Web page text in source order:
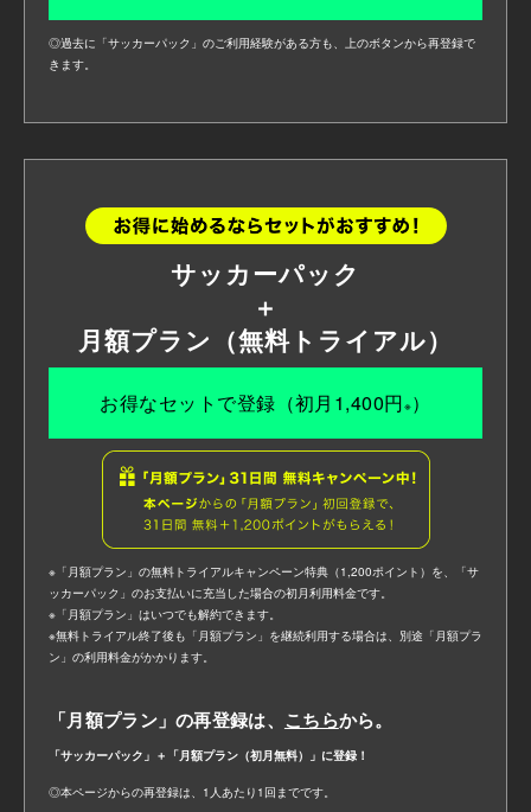
◎過去に「サッカーパック」のご利用経験がある方も、上のボタンから再登録で
きます。
サッカーパック
＋
月額プラン（無料トライアル）
お得なセットで登録（初月1,400円※）
※「月額プラン」の無料トライアルキャンペーン特典（1,200ポイント）を、「サ
ッカーパック」のお支払いに充当した場合の初月利用料金です。
※「月額プラン」はいつでも解約できます。
※無料トライアル終了後も「月額プラン」を継続利用する場合は、別途「月額プラ
ン」の利用料金がかかります。
「月額プラン」の再登録は、 こちらから。
「サッカーパック」＋「月額プラン（初月無料）」に登録！
◎本ページからの再登録は、1人あたり1回までです。